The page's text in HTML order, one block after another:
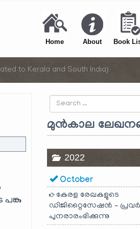
Home About Book
to Kerala and South India)
പങ്കു
Search
for
മുൻകാല
2022
October
കേരള രേഖകളുടെ
ഡിജിറ്റൈസേഷൻ –
പുനരാരംഭിക്കുന്നു